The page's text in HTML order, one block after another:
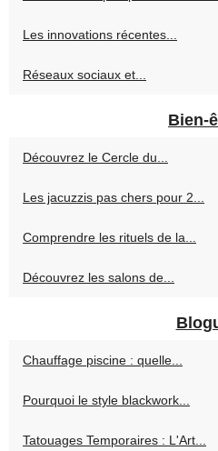
Les innovations récentes...
Réseaux sociaux et...
Bien-
Découvrez le Cercle du...
Les jacuzzis pas chers pour 2...
Comprendre les rituels de la...
Découvrez les salons de...
Chauffage piscine : quelle...
Pourquoi le style blackwork...
Tatouages Temporaires : L'Art...